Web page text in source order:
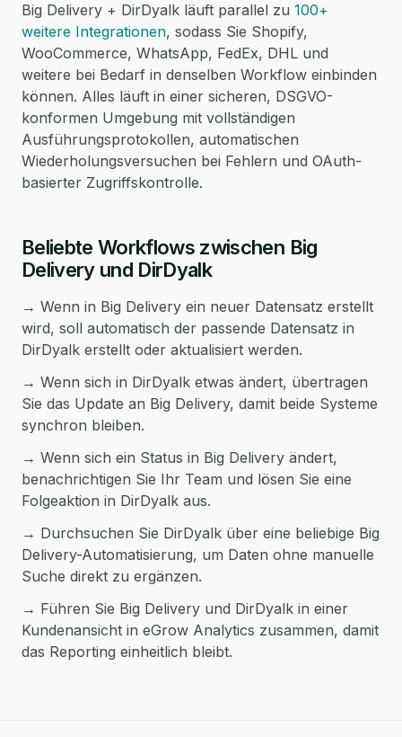
Big Delivery + DirDyalk läuft parallel zu 100+
weitere Integrationen, sodass Sie Shopify,
WooCommerce, WhatsApp, FedEx, DHL und
weitere bei Bedarf in denselben Workflow einbinden
können. Alles läuft in einer sicheren, DSGVO-
konformen Umgebung mit vollständigen
Ausführungsprotokollen, automatischen
Wiederholungsversuchen bei Fehlern und OAuth-
basierter Zugriffskontrolle.
Beliebte Workflows zwischen Big
Delivery und DirDyalk
→ Wenn in Big Delivery ein neuer Datensatz erstellt
wird, soll automatisch der passende Datensatz in
DirDyalk erstellt oder aktualisiert werden.
→ Wenn sich in DirDyalk etwas ändert, übertragen
Sie das Update an Big Delivery, damit beide Systeme
synchron bleiben.
→ Wenn sich ein Status in Big Delivery ändert,
benachrichtigen Sie Ihr Team und lösen Sie eine
Folgeaktion in DirDyalk aus.
→ Durchsuchen Sie DirDyalk über eine beliebige Big
Delivery-Automatisierung, um Daten ohne manuelle
Suche direkt zu ergänzen.
→ Führen Sie Big Delivery und DirDyalk in einer
Kundenansicht in eGrow Analytics zusammen, damit
das Reporting einheitlich bleibt.